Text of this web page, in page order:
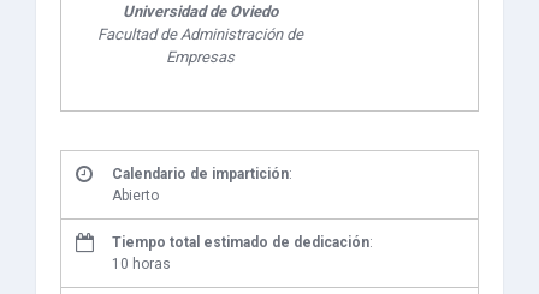
Universidad de Oviedo
Facultad de Administración de
Empresas
Calendario de impartición:
Abierto
Tiempo total estimado de dedicación:
10 horas